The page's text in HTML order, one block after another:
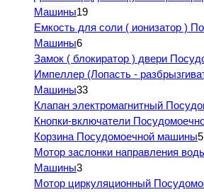
Машины19
Емкость для соли ( ионизатор )
Машины6
Замок ( блокиратор ) двери
Импеллер (Лопасть -
Машины33
Клапан электромагнитный
Кнопки-включатели
Корзина Посудомоечной машины5
Мотор заслонки направления
Машины3
Мотор циркуляционный